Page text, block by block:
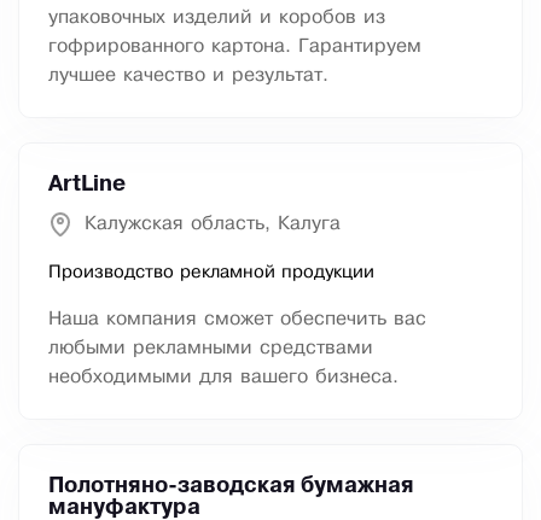
упаковочных изделий и коробов из
гофрированного картона. Гарантируем
лучшее качество и результат.
ArtLine
Калужская область, Калуга
Производство рекламной продукции
Наша компания сможет обеспечить вас
любыми рекламными средствами
необходимыми для вашего бизнеса.
Полотняно-заводская бумажная
мануфактура